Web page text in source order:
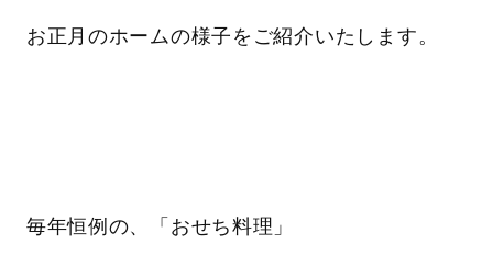
お正月のホームの様子をご紹介いたします。
毎年恒例の、「おせち料理」